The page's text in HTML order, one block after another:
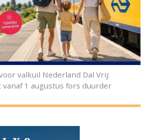
valkuil Nederland Dal Vrij:
1 augustus fors duurder